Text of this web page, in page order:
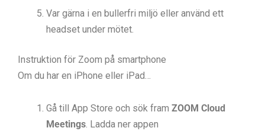
Var gärna i en bullerfri miljö eller använd ett
headset under mötet.
Instruktion för Zoom på smartphone
Om du har en iPhone eller iPad…
Gå till App Store och sök fram ZOOM Cloud
Meetings. Ladda ner appen